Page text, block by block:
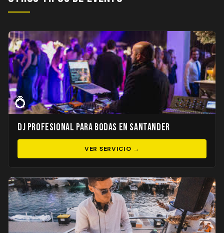
💍
DJ Profesional para Bodas en Santander
VER SERVICIO →